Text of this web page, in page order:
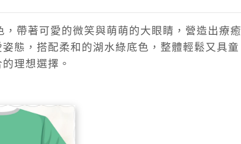
，帶著可愛的微笑與萌萌的大眼睛，營造出療癒
態，搭配柔和的湖水綠底色，整體輕鬆又具童
理想選擇。